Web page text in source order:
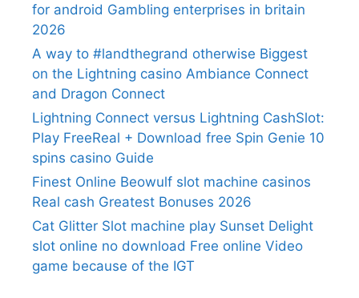
for android Gambling enterprises in britain
2026
A way to #landthegrand otherwise Biggest
on the Lightning casino Ambiance Connect
and Dragon Connect
Lightning Connect versus Lightning CashSlot:
Play FreeReal + Download free Spin Genie 10
spins casino Guide
Finest Online Beowulf slot machine casinos
Real cash Greatest Bonuses 2026
Cat Glitter Slot machine play Sunset Delight
slot online no download Free online Video
game because of the IGT